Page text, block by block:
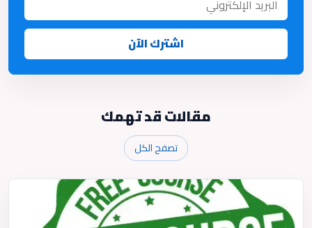
اشترك الآن
مقالات قد تهمك
تصفح الكل